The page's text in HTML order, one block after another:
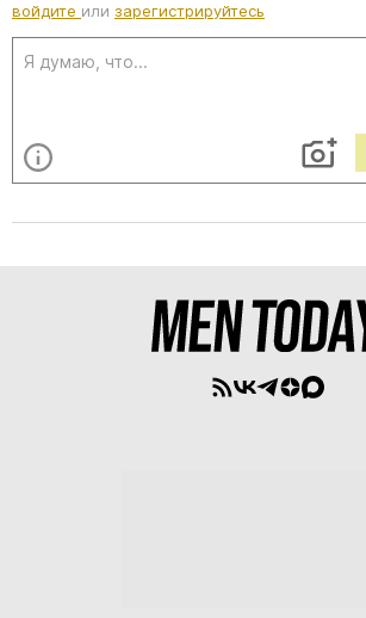
войдите или зарегистрируйтесь